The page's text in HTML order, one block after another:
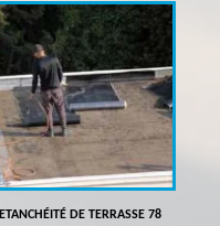
ETANCHÉITÉ DE TERRASSE 78